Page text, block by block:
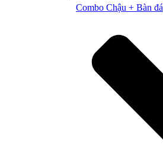
Combo Chậu + Bàn đá